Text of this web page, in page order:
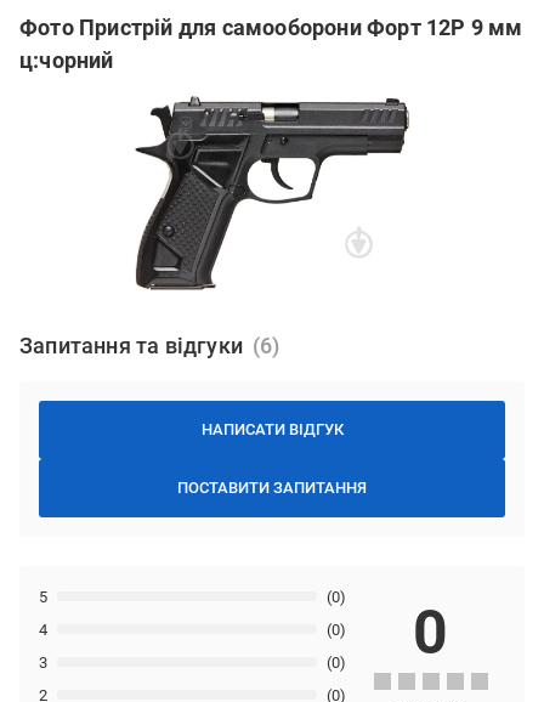
Фото Пристрій для самооборони Форт 12Р 9 мм
ц:чорний
Запитання та відгуки
НАПИСАТИ ВІДГУК
ПОСТАВИТИ ЗАПИТАННЯ
2 (0)
3 (0)
4 (0)
5 (0)
0